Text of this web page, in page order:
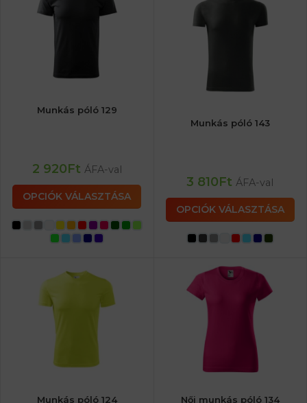
Munkás póló 129
2 920Ft ÁFA-val
OPCIÓK VÁLASZTÁSA
Munkás póló 143
3 810Ft ÁFA-val
OPCIÓK VÁLASZTÁSA
Munkás póló 124 Női munkás póló 134